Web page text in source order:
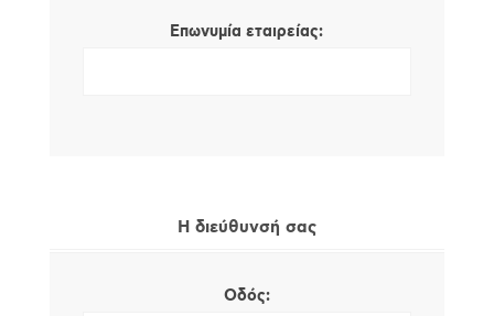
Επωνυμία εταιρείας:
Η διεύθυνσή σας
Οδός: